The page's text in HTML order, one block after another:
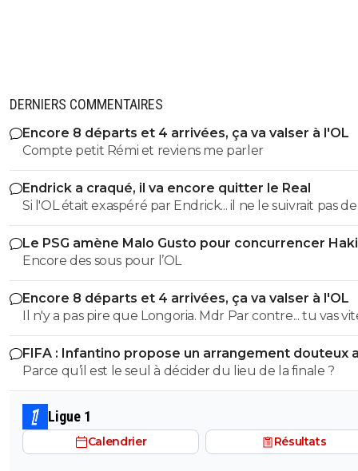
DERNIERS COMMENTAIRES
Encore 8 départs et 4 arrivées, ça va valser à l'OL
Compte petit Rémi et reviens me parler
Endrick a craqué, il va encore quitter le Real
Si l'OL était exaspéré par Endrick... il ne le suivrait pas
près. Bref... Quand l'équipe sera complète... ce sera beaucoup
mieux.
Le PSG amène Malo Gusto pour concurrencer
Encore des sous pour l’OL
Encore 8 départs et 4 arrivées, ça va valser à l'OL
Il n'y a pas pire que Longoria. Mdr Par contre... tu vas vite
pleurer en voyant ta petite équipe sombrer. ^^
FIFA : Infantino propose un arrangement douteux
Maroc
Parce qu’il est le seul à décider du lieu de la finale ?
Ligue 1
Calendrier Résultats